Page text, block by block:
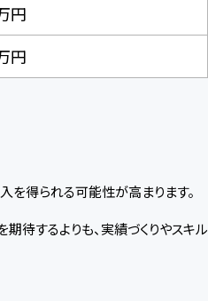
円
円
を得られる可能性が高まります。
待するよりも、実績づくりやスキル